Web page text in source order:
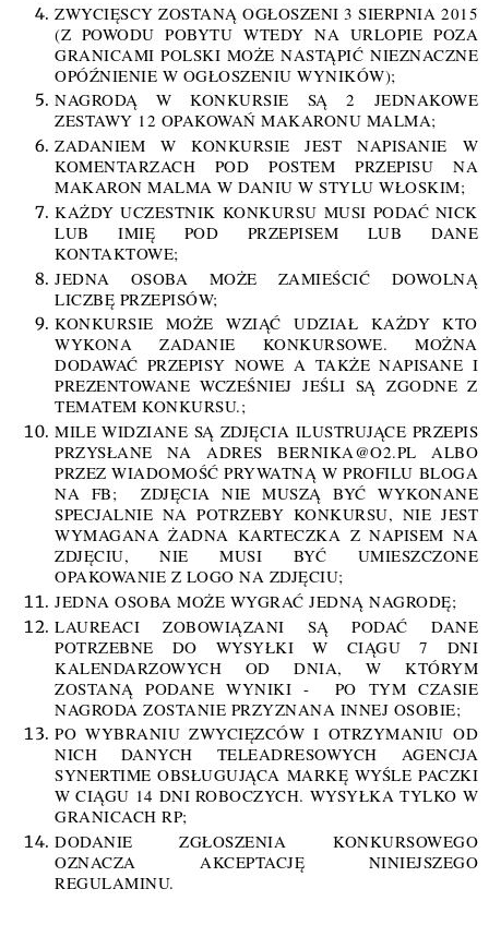
ZWYCIĘSCY ZOSTANĄ OGŁOSZENI 3 SIERPNIA 2015
(Z POWODU POBYTU WTEDY NA URLOPIE POZA
GRANICAMI POLSKI MOŻE NASTĄPIĆ NIEZNACZNE
OPÓŹNIENIE W OGŁOSZENIU WYNIKÓW);
NAGRODĄ W KONKURSIE SĄ 2 JEDNAKOWE
ZESTAWY 12 OPAKOWAŃ MAKARONU MALMA;
ZADANIEM W KONKURSIE JEST NAPISANIE W
KOMENTARZACH POD POSTEM PRZEPISU NA
MAKARON MALMA W DANIU W STYLU WŁOSKIM;
KAŻDY UCZESTNIK KONKURSU MUSI PODAĆ NICK
LUB IMIĘ POD PRZEPISEM LUB DANE
KONTAKTOWE;
JEDNA OSOBA MOŻE ZAMIEŚCIĆ DOWOLNĄ
LICZBĘ PRZEPISÓW;
KONKURSIE MOŻE WZIĄĆ UDZIAŁ KAŻDY KTO
WYKONA ZADANIE KONKURSOWE. MOŻNA
DODAWAĆ PRZEPISY NOWE A TAKŻE NAPISANE I
PREZENTOWANE WCZEŚNIEJ JEŚLI SĄ ZGODNE Z
TEMATEM KONKURSU.;
MILE WIDZIANE SĄ ZDJĘCIA ILUSTRUJĄCE PRZEPIS
PRZYSŁANE NA ADRES BERNIKA@O2.PL ALBO
PRZEZ WIADOMOŚĆ PRYWATNĄ W PROFILU BLOGA
NA FB; ZDJĘCIA NIE MUSZĄ BYĆ WYKONANE
SPECJALNIE NA POTRZEBY KONKURSU, NIE JEST
WYMAGANA ŻADNA KARTECZKA Z NAPISEM NA
ZDJĘCIU, NIE MUSI BYĆ UMIESZCZONE
OPAKOWANIE Z LOGO NA ZDJĘCIU;
JEDNA OSOBA MOŻE WYGRAĆ JEDNĄ NAGRODĘ;
LAUREACI ZOBOWIĄZANI SĄ PODAĆ DANE
POTRZEBNE DO WYSYŁKI W CIĄGU 7 DNI
KALENDARZOWYCH OD DNIA, W KTÓRYM
ZOSTANĄ PODANE WYNIKI - PO TYM CZASIE
NAGRODA ZOSTANIE PRZYZNANA INNEJ OSOBIE;
PO WYBRANIU ZWYCIĘZCÓW I OTRZYMANIU OD
NICH DANYCH TELEADRESOWYCH AGENCJA
SYNERTIME OBSŁUGUJĄCA MARKĘ WYŚLE PACZKI
W CIĄGU 14 DNI ROBOCZYCH. WYSYŁKA TYLKO W
GRANICACH RP;
DODANIE ZGŁOSZENIA KONKURSOWEGO
OZNACZA AKCEPTACJĘ NINIEJSZEGO
REGULAMINU.